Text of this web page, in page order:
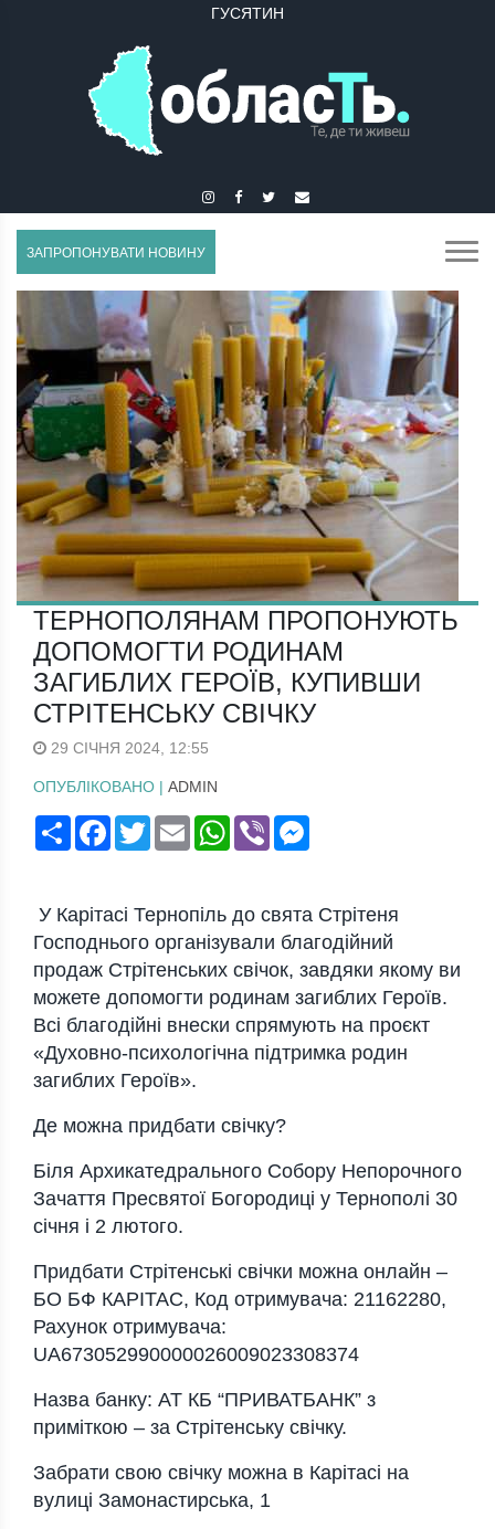
ГУСЯТИН
ЗАПРОПОНУВАТИ НОВИНУ
ТЕРНОПОЛЯНАМ ПРОПОНУЮТЬ
ДОПОМОГТИ РОДИНАМ
ЗАГИБЛИХ ГЕРОЇВ, КУПИВШИ
СТРІТЕНСЬКУ СВІЧКУ
29 СІЧНЯ 2024, 12:55
ОПУБЛІКОВАНО | ADMIN
ПоширитиFacebook
TwitterEmail WhatsApp
Viber
У Карітасі Тернопіль до свята Стрітеня
Господнього організували благодійний
продаж Стрітенських свічок, завдяки якому ви
можете допомогти родинам загиблих Героїв.
Всі благодійні внески спрямують на проєкт
«Духовно-психологічна підтримка родин
загиблих Героїв».
Де можна придбати свічку?
Біля Архикатедрального Собору Непорочного
Зачаття Пресвятої Богородиці у Тернополі 30
січня і 2 лютого.
Придбати Стрітенські свічки можна онлайн –
БО БФ КАРІТАС, Код отримувача: 21162280,
Рахунок отримувача:
UA673052990000026009023308374
Назва банку: АТ КБ “ПРИВАТБАНК” з
приміткою – за Стрітенську свічку.
Забрати свою свічку можна в Карітасі на
вулиці Замонастирська, 1